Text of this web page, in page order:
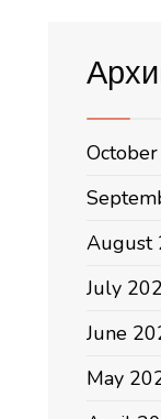
August
July
June
May